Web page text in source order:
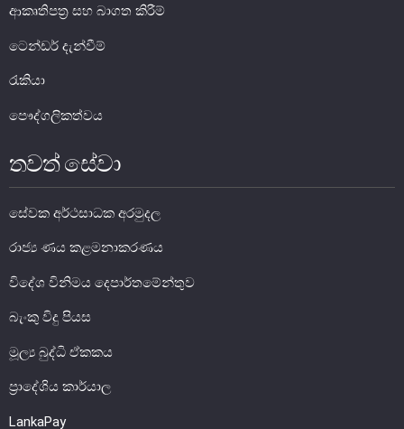
මුදල් ප්‍රතිපත්තිය
මූල්‍ය පද්ධතිය
මූල්‍ය පද්ධති ස්ථායිතාව
මූල්‍ය පද්ධති ස්ථායිතාව - සමස්ත විග්‍රහය
ප්‍රධාන කාර්යයන්
බැංකු අංශය
බැංකු නො වන මූල්‍ය හා කල්බදු අංශය
ක්ෂුද්‍රමූල්‍ය අංශය
බලපත්‍රලාභී මුදල් තැරැව්කරුවන්
සාර්ව විචක්ෂණ අවේක්ෂණය
නිරාකරණය
තැන්පතු රක්ෂණ
මූල්‍ය අන්තර්ගතභාවය
ආකෘතිපත්‍ර සහ බාගත කිරීම්
ටෙන්ඩර් දැන්වීම්
රැකියා
පෞද්ගලිකත්වය
තවත් සේවා
සේවක අර්ථසාධක අරමුදල
රාජ්‍ය ණය කළමනාකරණය
විදේශ විනිමය දෙපාර්තමේන්තුව
බැංකු විදු පියස
මූල්‍ය බුද්ධි ඒකකය
ප්‍රාදේශිය කාර්යාල
LankaPay